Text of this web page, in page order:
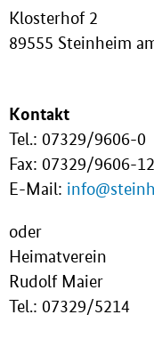
Klosterhof 2
89555 Steinheim
Kontakt
Tel.: 07329/9606-0
Fax: 07329/9606-12
E-Mail:
oder
Heimatverein
Rudolf Maier
Tel.: 07329/5214